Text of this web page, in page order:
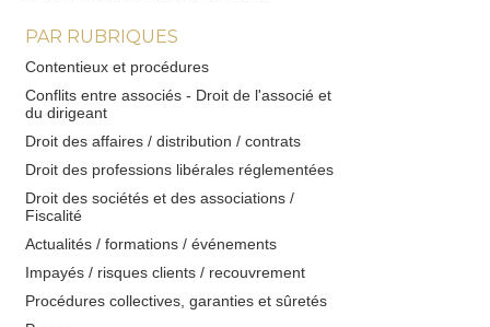
PAR RUBRIQUES
Contentieux et procédures
Conflits entre associés - Droit de l'associé et
du dirigeant
Droit des affaires / distribution / contrats
Droit des professions libérales réglementées
Droit des sociétés et des associations /
Fiscalité
Actualités / formations / événements
Impayés / risques clients / recouvrement
Procédures collectives, garanties et sûretés